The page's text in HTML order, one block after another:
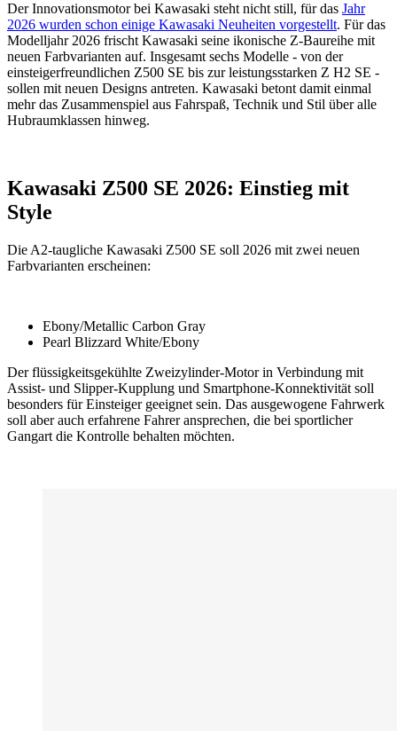
Der Innovationsmotor bei Kawasaki steht nicht still, für das Jahr
2026 wurden schon einige Kawasaki Neuheiten vorgestellt. Für das
Modelljahr 2026 frischt Kawasaki seine ikonische Z-Baureihe mit
neuen Farbvarianten auf. Insgesamt sechs Modelle - von der
einsteigerfreundlichen Z500 SE bis zur leistungsstarken Z H2 SE -
sollen mit neuen Designs antreten. Kawasaki betont damit einmal
mehr das Zusammenspiel aus Fahrspaß, Technik und Stil über alle
Hubraumklassen hinweg.
Kawasaki Z500 SE 2026: Einstieg mit
Style
Die A2-taugliche Kawasaki Z500 SE soll 2026 mit zwei neuen
Farbvarianten erscheinen:
Ebony/Metallic Carbon Gray
Pearl Blizzard White/Ebony
Der flüssigkeitsgekühlte Zweizylinder-Motor in Verbindung mit
Assist- und Slipper-Kupplung und Smartphone-Konnektivität soll
besonders für Einsteiger geeignet sein. Das ausgewogene Fahrwerk
soll aber auch erfahrene Fahrer ansprechen, die bei sportlicher
Gangart die Kontrolle behalten möchten.